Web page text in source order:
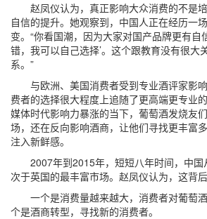
赵凤仪认为，真正影响大众消费的不是
自信的提升。她观察到，中国人正在经历一
变。“你看国潮，因为大家对国产品牌更有
错，我可以自己选择’。这个跟教育没有很大
系。”
与欧洲、美国消费者受到专业酒评家影
费者的选择很大程度上追随了更高端更专业
媒体时代影响力暴涨的当下，葡萄酒发烧友
场，还在反向影响酒商，让他们寻找更丰富
注入新鲜感。
2007年到2015年，短短八年时间，中国
次于英国的最丰富市场。赵凤仪认为，这背
一个是消费量越来越大，消费者对葡萄
个是酒商转型，寻找新的消费者。